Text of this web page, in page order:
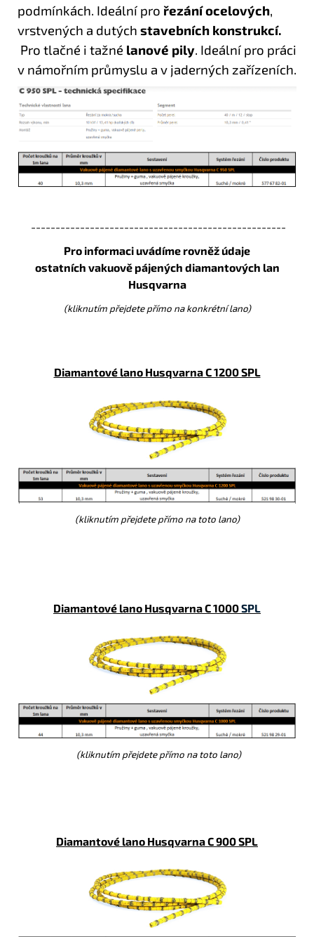
podmínkách. Ideální pro řezání ocelových,
vrstvených a dutých stavebních konstrukcí.
Pro tlačné i tažné lanové pily. Ideální pro práci
v námořním průmyslu a v jaderných zařízeních.
----------------------------------------------------
Pro informaci uvádíme rovněž údaje
ostatních vakuově pájených diamantových lan
Husqvarna
(kliknutím přejdete přímo na konkrétní lano)
Diamantové lano Husqvarna C 1200 SPL
(kliknutím přejdete přímo na toto lano)
Diamantové lano Husqvarna C 1000SPL
(kliknutím přejdete přímo na toto lano)
Diamantové lano Husqvarna C 900 SPL